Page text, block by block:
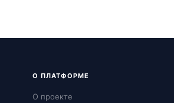
О ПЛАТФОРМЕ
О проекте